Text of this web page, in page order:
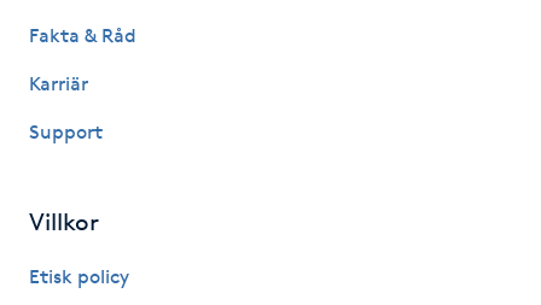
Hot yoga
Huduppstramning
Hudvård
Fakta & Råd
Karriär
Support
Villkor
Etisk policy